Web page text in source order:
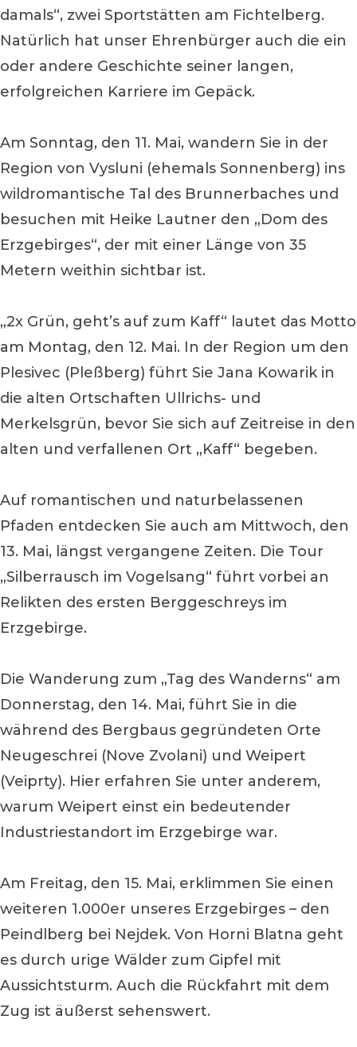
damals“, zwei Sportstätten am Fichtelberg.
Natürlich hat unser Ehrenbürger auch die ein
oder andere Geschichte seiner langen,
erfolgreichen Karriere im Gepäck.
Am Sonntag, den 11. Mai, wandern Sie in der
Region von Vysluni (ehemals Sonnenberg) ins
wildromantische Tal des Brunnerbaches und
besuchen mit Heike Lautner den „Dom des
Erzgebirges“, der mit einer Länge von 35
Metern weithin sichtbar ist.
„2x Grün, geht’s auf zum Kaff“ lautet das Motto
am Montag, den 12. Mai. In der Region um den
Plesivec (Pleßberg) führt Sie Jana Kowarik in
die alten Ortschaften Ullrichs- und
Merkelsgrün, bevor Sie sich auf Zeitreise in den
alten und verfallenen Ort „Kaff“ begeben.
Auf romantischen und naturbelassenen
Pfaden entdecken Sie auch am Mittwoch, den
13. Mai, längst vergangene Zeiten. Die Tour
„Silberrausch im Vogelsang“ führt vorbei an
Relikten des ersten Berggeschreys im
Erzgebirge.
Die Wanderung zum „Tag des Wanderns“ am
Donnerstag, den 14. Mai, führt Sie in die
während des Bergbaus gegründeten Orte
Neugeschrei (Nove Zvolani) und Weipert
(Veiprty). Hier erfahren Sie unter anderem,
warum Weipert einst ein bedeutender
Industriestandort im Erzgebirge war.
Am Freitag, den 15. Mai, erklimmen Sie einen
weiteren 1.000er unseres Erzgebirges – den
Peindlberg bei Nejdek. Von Horni Blatna geht
es durch urige Wälder zum Gipfel mit
Aussichtsturm. Auch die Rückfahrt mit dem
Zug ist äußerst sehenswert.